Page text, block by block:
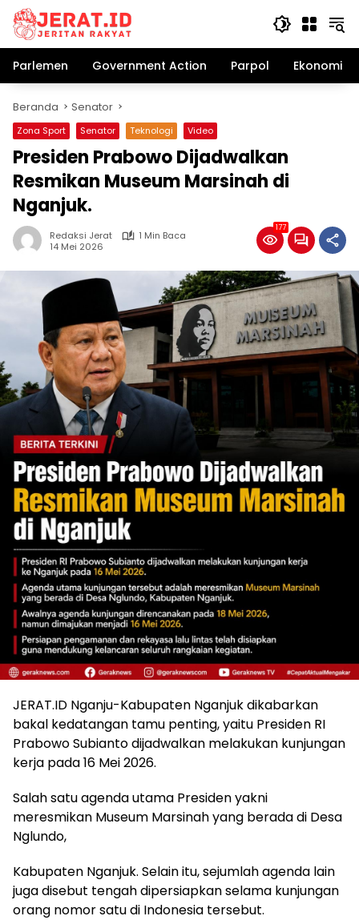
Langsung
konten
Parlemen
Government Action Parpol Ekonomi
Beranda Senator
Zona Sport Senator Teknologi Video
Presiden Prabowo Dijadwalkan
Resmikan Museum Marsinah di
Nganjuk.
Redaksi Jerat
1 Min Baca
14 Mei 2026
177
JERAT.ID Nganju-Kabupaten Nganjuk dikabarkan
bakal kedatangan tamu penting, yaitu Presiden RI
Prabowo Subianto dijadwalkan melakukan kunjungan
kerja pada 16 Mei 2026.
Salah satu agenda utama Presiden yakni
meresmikan Museum Marsinah yang berada di Desa
Nglundo,
Kabupaten Nganjuk. Selain itu, sejumlah agenda lain
juga disebut tengah dipersiapkan selama kunjungan
orang nomor satu di Indonesia tersebut.